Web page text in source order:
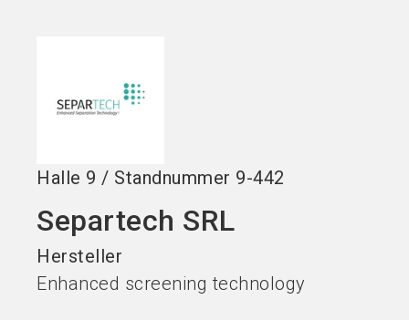
Halle 9 / Standnummer 9-442
Separtech SRL
Hersteller
Enhanced screening technology